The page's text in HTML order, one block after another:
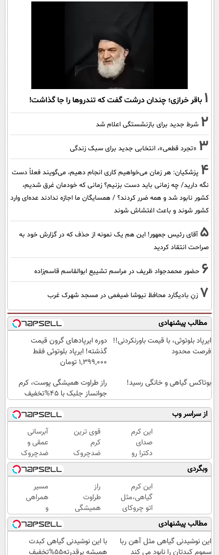
1 باقر خرازی؛ چندان درشت گفت که تندروها را جا گذاشت!
2 شرط جدید برای بازنشستگی اعلام شد
3 «تجرد قطعی»، انتخابی جدید برای سبک زندگی
4 پزشکیان: هر زمان می‌خواهیم کاری انجام دهیم، می‌گویند فعلاً دست
نگه دارید/ چه زمانی باید دست بزنیم؟ زمانی که خودمان غرق شدیم،
کشور نابود شد و همه ضرر کردند؟ / همسایگان ما اجازه ندادند عده‌ای وارد
کشور شوند و باعث اغتشاش شوند
5 آقای رئیس جمهور! این هم یک نمونه از حذف که در گزارش خود به
صراحت انتقاد کردید
6 حضور محمدجواد ظریف در مراسم تشییع ابوالقاسم قاسم‌زاده
7 زنِ بادیگارد محافظ نیوشا ضیغمی در مسجد شهرک غرب
مطالب پیشنهادی
ایرپاد بلوتوثی، با قیمت باورنکردنی!!
فرصت محدود
دوره ایرپاد‌های گرون قیمت
گذشته! ایرپاد بلوتوثی فقط
1,399,000 تومان
بوتاکس گیاهی و خانگی رسید!
راز طراوت همیشگی پوست، کرم
جوانساز جلبک با 45%تخفیف
از سراسر وب
این کرم
صدای
دکترا رو
در اورده
😳
چون
دیگه
نیازی
نداری
بوتاکس
کنی!!!
قوی ترین
کرم
ضدچروک
گیاهی!
تحت
لیسانس
آلمان
(40%تخفیف
زمستانی)
آبرسانی
عمقی و
ضدچروک
قوی
گیاهی
بدون
عوارض!!
(تخفیف
تا امشب)
وبگردی
این کرم
گیاهی،مثل
اتو چروکای
پوستتوصاف
میکنه!50%تخفیف
راز
طراوت
همیشگی
پوست،
کرم
جوانساز
جلبک با
مسیر
همراهی
و
گزارش
عملکرد
گروه
اسنپ
مطالب پیشنهادی
این نوشیدنی گیاهی مثل آهن ربا
سموم کبدتان را نابود می کند
با این نوشیدنی گیاهی کبدت
همیشه پرقدرته55%تخفیف